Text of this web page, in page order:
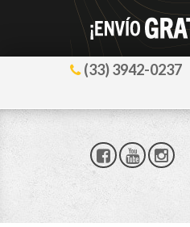
(33) 3942-0237